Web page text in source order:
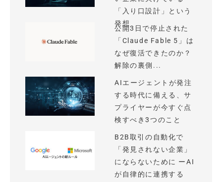
「入り口設計」という
発想
公開3日で停止された
「Claude Fable 5」は
なぜ復活できたのか？
解除の裏側...
AIエージェントが発注
する時代に備える、サ
プライヤーが今すぐ点
検すべき3つのこと
B2B取引の自動化で
「発見されない企業」
にならないために ーAI
が自律的に連携する